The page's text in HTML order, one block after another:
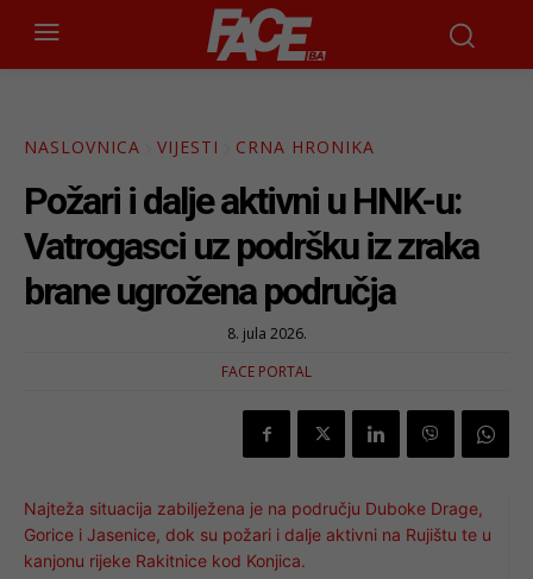
NASLOVNICA VIJESTI CRNA HRONIKA
Požari i dalje aktivni u HNK-u:
Vatrogasci uz podršku iz zraka
brane ugrožena područja
8. jula 2026.
FACE PORTAL
Najteža situacija zabilježena je na području Duboke Drage,
Gorice i Jasenice, dok su požari i dalje aktivni na Rujištu te u
kanjonu rijeke Rakitnice kod Konjica.